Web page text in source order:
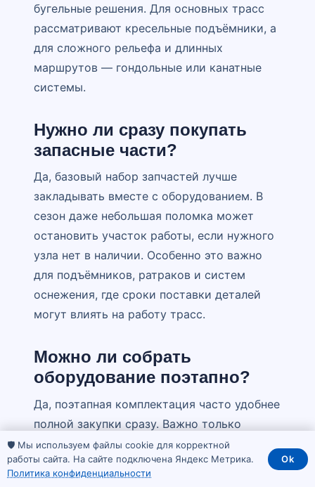
бугельные решения. Для основных трасс
рассматривают кресельные подъёмники, а
для сложного рельефа и длинных
маршрутов — гондольные или канатные
системы.
Нужно ли сразу покупать
запасные части?
Да, базовый набор запчастей лучше
закладывать вместе с оборудованием. В
сезон даже небольшая поломка может
остановить участок работы, если нужного
узла нет в наличии. Особенно это важно
для подъёмников, ратраков и систем
оснежения, где сроки поставки деталей
могут влиять на работу трасс.
Можно ли собрать
оборудование поэтапно?
Да, поэтапная комплектация часто удобнее
полной закупки сразу. Важно только
заранее понимать финальную схему
курорта, чтобы первый этап не мешал
будущему развитию. Например, трассы,
🛡️ Мы используем файлы cookie для корректной
работы сайта. На сайте подключена Яндекс Метрика.
Политика конфиденциальности
Ok